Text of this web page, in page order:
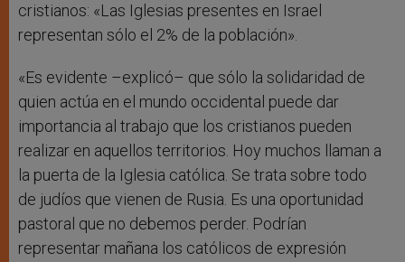
cristianos: «Las Iglesias presentes en Israel
representan sólo el 2% de la población».
«Es evidente –explicó– que sólo la solidaridad de
quien actúa en el mundo occidental puede dar
importancia al trabajo que los cristianos pueden
realizar en aquellos territorios. Hoy muchos llaman a
la puerta de la Iglesia católica. Se trata sobre todo
de judíos que vienen de Rusia. Es una oportunidad
pastoral que no debemos perder. Podrían
representar mañana los católicos de expresión